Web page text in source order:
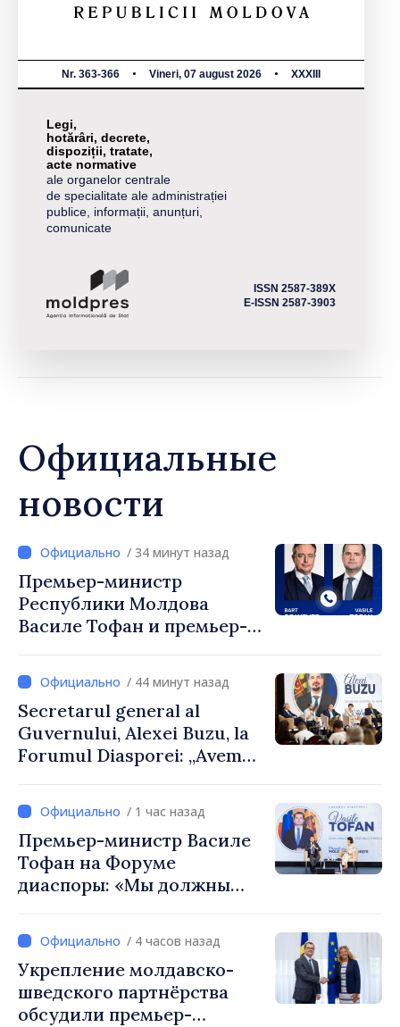
Nr. 363-366 Vineri, 07 august 2026 XXXIII
Legi,
hotărâri, decrete,
dispoziții, tratate,
acte normative
ale organelor centrale
de specialitate ale administrației
publice, informații, anunțuri,
comunicate
ISSN 2587-389X
E-ISSN 2587-3903
Официальные
новости
/ 34 минут назад
Премьер-министр
Республики Молдова
Василе Тофан и премьер-
Вевер обсудили
европейский путь
Республики Молдова
/ 44 минут назад
Secretarul general al
Guvernului, Alexei Buzu, la
Forumul Diasporei: „Avem
dumneavoastră pentru a
construi comunități mai
puternice”
/ 1 час назад
Премьер-министр Василе
Тофан на Форуме
диаспоры: «Мы должны
уверенность в том, что
Республика Молдова
движется в правильном
направлении»
/ 4 часов назад
Укрепление молдавско-
шведского партнёрства
обсудили премьер-